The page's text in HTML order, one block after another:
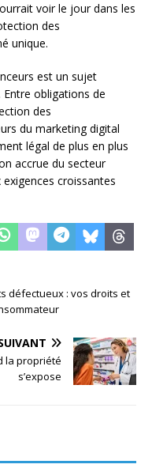
voir le jour dans les
des
unique.
est un sujet
obligations de
des
du marketing digital
légal de plus en plus
accrue du secteur
croissantes
défectueux : vos droits et
la propriété
s’expose